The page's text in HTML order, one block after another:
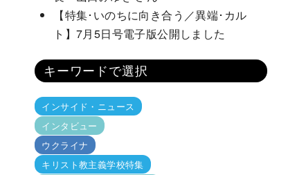
【特集･いのちに向き合う／異端･カル
ト】7月5日号電子版公開しました
キーワードで選択
インサイド・ニュース
インタビュー
ウクライナ
キリスト教主義学校特集